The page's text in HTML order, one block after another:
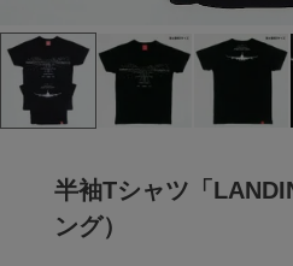
半袖Tシャツ「
ング）